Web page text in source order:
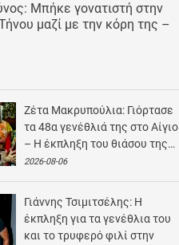
Μπήκε γονατιστή στην
μαζί με την κόρη της –
Ζέτα Μακρυπούλια: Γιόρτασε
τα 48α γενέθλιά της στο Αίγιο
– Η έκπληξη του θιάσου της…
2026-08-06
Γιάννης Τσιμιτσέλης: Η
έκπληξη για τα γενέθλια του
και το τρυφερό φιλί στην